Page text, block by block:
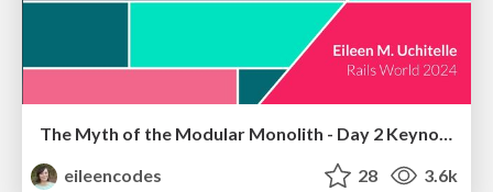
The Myth of the Modular Monolith - Day 2 Keynote - Rails World 2024
eileencodes
28 3.6k